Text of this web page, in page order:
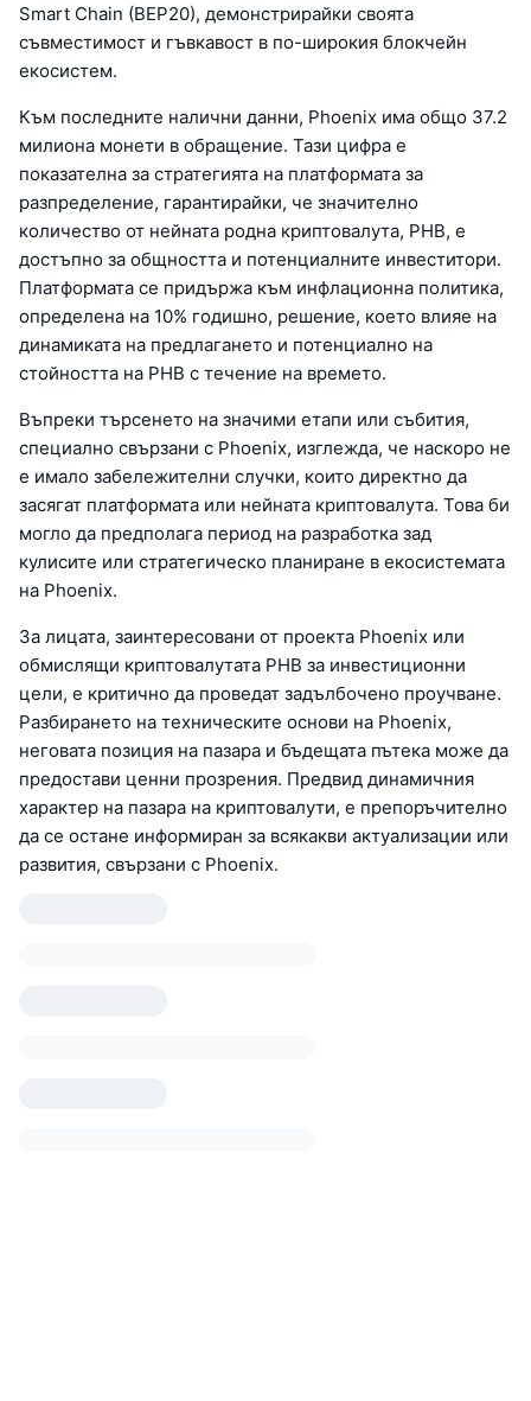
Smart Chain (BEP20), демонстрирайки своята
съвместимост и гъвкавост в по-широкия блокчейн
екосистем.
Към последните налични данни, Phoenix има общо 37.2
милиона монети в обращение. Тази цифра е
показателна за стратегията на платформата за
разпределение, гарантирайки, че значително
количество от нейната родна криптовалута, PHB, е
достъпно за общността и потенциалните инвеститори.
Платформата се придържа към инфлационна политика,
определена на 10% годишно, решение, което влияе на
динамиката на предлагането и потенциално на
стойността на PHB с течение на времето.
Въпреки търсенето на значими етапи или събития,
специално свързани с Phoenix, изглежда, че наскоро не
е имало забележителни случки, които директно да
засягат платформата или нейната криптовалута. Това би
могло да предполага период на разработка зад
кулисите или стратегическо планиране в екосистемата
на Phoenix.
За лицата, заинтересовани от проекта Phoenix или
обмислящи криптовалутата PHB за инвестиционни
цели, е критично да проведат задълбочено проучване.
Разбирането на техническите основи на Phoenix,
неговата позиция на пазара и бъдещата пътека може да
предостави ценни прозрения. Предвид динамичния
характер на пазара на криптовалути, е препоръчително
да се остане информиран за всякакви актуализации или
развития, свързани с Phoenix.